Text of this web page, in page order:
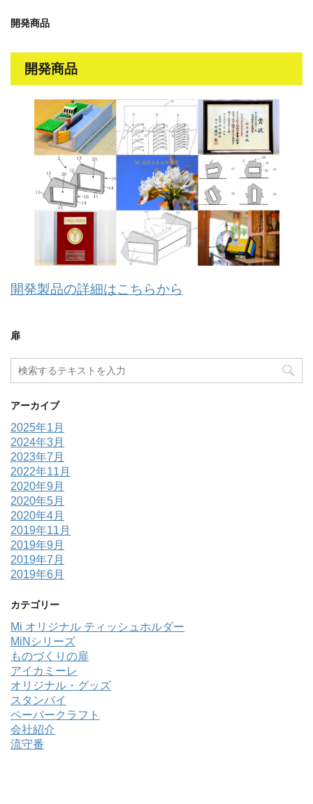
開発商品
開発商品
開発製品の詳細はこちらから
扉
アーカイブ
2025年1月
2024年3月
2023年7月
2022年11月
2020年9月
2020年5月
2020年4月
2019年11月
2019年9月
2019年7月
2019年6月
カテゴリー
Mi オリジナル ティッシュホルダー
MiNシリーズ
ものづくりの扉
アイカミーレ
オリジナル・グッズ
スタンバイ
ペーパークラフト
会社紹介
流守番